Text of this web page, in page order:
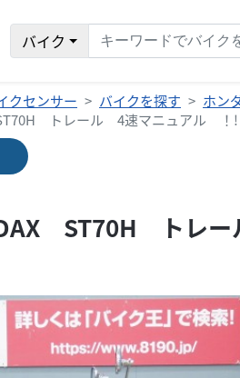
バイク
クセンサー バイクを探す ホン
トレール 4速マニュアル ！!
DAX ST70H トレ